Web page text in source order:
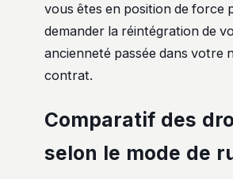
vous êtes en position de force
demander la réintégration de
ancienneté passée dans votre
contrat.
Comparatif des
selon le mode de